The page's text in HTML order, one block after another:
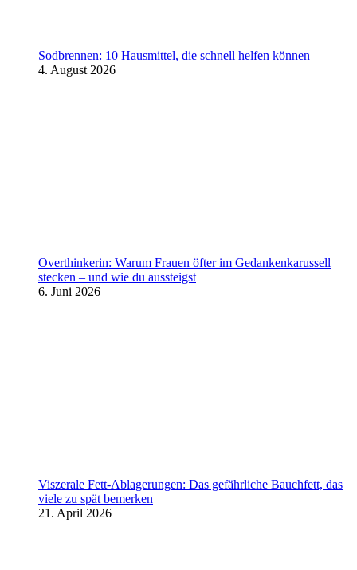
Sodbrennen: 10 Hausmittel, die schnell helfen können
4. August 2026
Overthinkerin: Warum Frauen öfter im Gedankenkarussell
stecken – und wie du aussteigst
6. Juni 2026
Viszerale Fett-Ablagerungen: Das gefährliche Bauchfett, das
viele zu spät bemerken
21. April 2026